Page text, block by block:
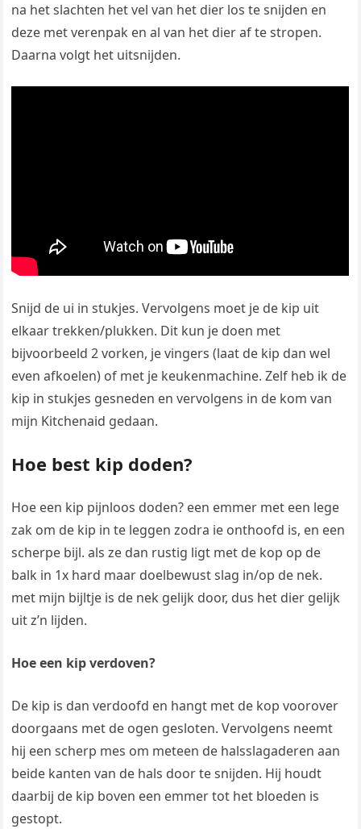
na het slachten het vel van het dier los te snijden en
deze met verenpak en al van het dier af te stropen.
Daarna volgt het uitsnijden.
Snijd de ui in stukjes. Vervolgens moet je de kip uit
elkaar trekken/plukken. Dit kun je doen met
bijvoorbeeld 2 vorken, je vingers (laat de kip dan wel
even afkoelen) of met je keukenmachine. Zelf heb ik de
kip in stukjes gesneden en vervolgens in de kom van
mijn Kitchenaid gedaan.
Hoe best kip doden?
Hoe een kip pijnloos doden? een emmer met een lege
zak om de kip in te leggen zodra ie onthoofd is, en een
scherpe bijl. als ze dan rustig ligt met de kop op de
balk in 1x hard maar doelbewust slag in/op de nek.
met mijn bijltje is de nek gelijk door, dus het dier gelijk
uit z’n lijden.
Hoe een kip verdoven?
De kip is dan verdoofd en hangt met de kop voorover
doorgaans met de ogen gesloten. Vervolgens neemt
hij een scherp mes om meteen de halsslagaderen aan
beide kanten van de hals door te snijden. Hij houdt
daarbij de kip boven een emmer tot het bloeden is
gestopt.